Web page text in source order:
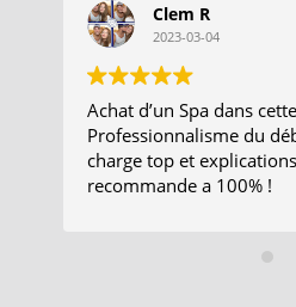
Clem R
2023-03-04
Achat d’un Spa dans
Professionnalisme du
charge top et
recommande a 100% !